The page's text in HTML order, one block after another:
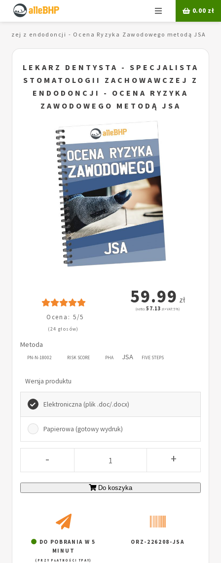
Menu 0.00 zł
z endodoncji - Ocena Ryzyka Zawodowego metodą JSA
LEKARZ DENTYSTA - SPECJALISTA
STOMATOLOGII ZACHOWAWCZEJ Z
ENDODONCJI - OCENA RYZYKA
ZAWODOWEGO METODĄ JSA
Ocena: 5/5
(24 głosów)
59.99 zł
(netto:57.13 zł + VAT: 5%)
Metoda
PN-N-18002 RISK SCORE PHA JSA FIVE STEPS
Wersja produktu
Elektroniczna (plik .doc/.docx)
Papierowa (gotowy wydruk)
- +
Do koszyka
DO POBRANIA W 5
MINUT
(PRZY PŁATNOŚCI TPAY)
ORZ-226208-JSA